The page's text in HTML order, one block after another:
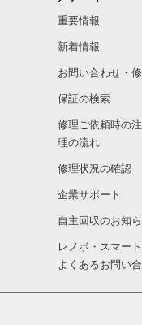
重要情報
新着情報
お問い合わせ・
保証の検索
修理ご依頼時の
理の流れ
修理状況の確認
企業サポート
自主回収のお知
レノボ・スマー
よくあるお問い